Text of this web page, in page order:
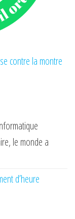
contre la montre
le monde a
d’heure